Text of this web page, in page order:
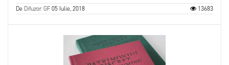
De Difuzor GF05 Iulie, 2018 13683